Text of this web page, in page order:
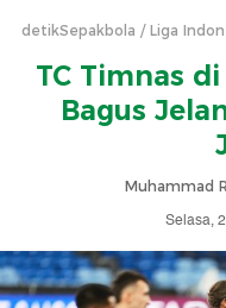
detikSepakbola Liga
TC Timnas
Bagus
Muhammad
Selasa,